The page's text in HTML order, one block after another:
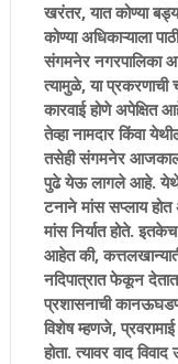
खरंतर, यात कोण्या
कोण्या अधिकाऱ्याला
संगमनेर नगरपालिका
त्यामुळे, या प्रकरणाची
कारवाई होणे अपेक्षित
तेव्हा नामदार किंवा
तसेही संगमनेर
पुढे येऊ लागले आहे. येथे
टनाने मांस सप्लाय
मांस निर्यात होते.
आहेत की,
नदिपात्रात फेकून
प्रशासनाची
विशेष म्हणजे,
होता. त्यावर वाद